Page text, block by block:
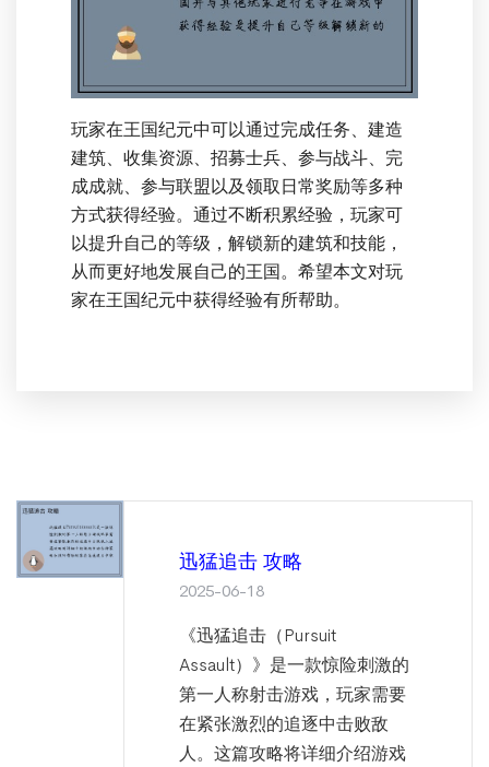
玩家在王国纪元中可以通过完成任务、建造
建筑、收集资源、招募士兵、参与战斗、完
成成就、参与联盟以及领取日常奖励等多种
方式获得经验。通过不断积累经验，玩家可
以提升自己的等级，解锁新的建筑和技能，
从而更好地发展自己的王国。希望本文对玩
家在王国纪元中获得经验有所帮助。
迅猛追击 攻略
2025-06-18
《迅猛追击（Pursuit
Assault）》是一款惊险刺激的
第一人称射击游戏，玩家需要
在紧张激烈的追逐中击败敌
人。这篇攻略将详细介绍游戏